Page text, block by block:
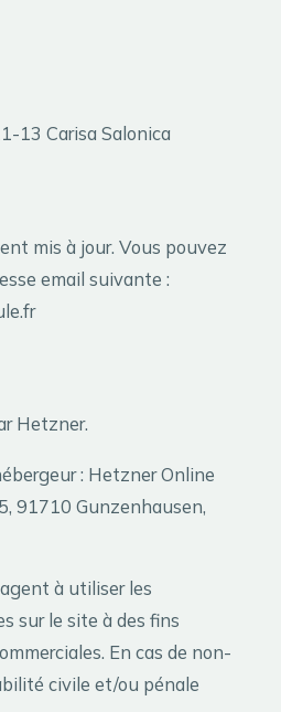
13 Carisa Salonica
mis à jour. Vous pouvez
email suivante :
Hetzner.
: Hetzner Online
91710 Gunzenhausen,
à utiliser les
sur le site à des fins
En cas de non-
civile et/ou pénale